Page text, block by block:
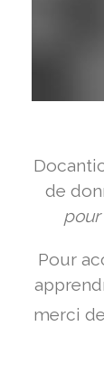
de
pour
Pour
merci de